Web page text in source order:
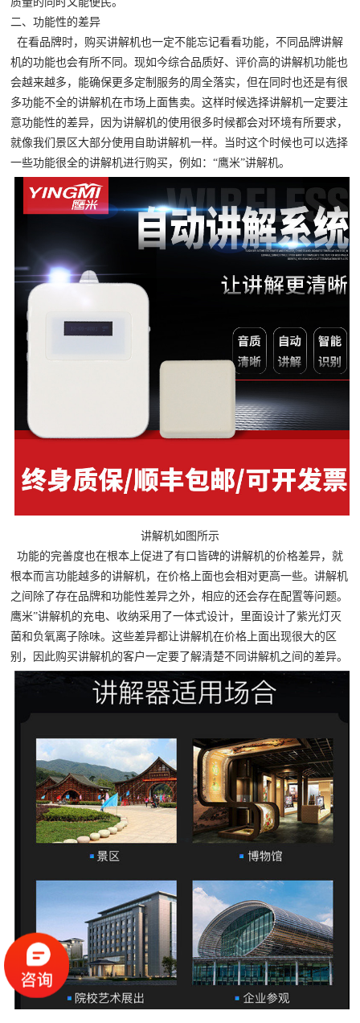
二、功能性的差异
在看品牌时，购买讲解机也一定不能忘记看看功能，不同品牌讲解
机的功能也会有所不同。现如今综合品质好、评价高的讲解机功能也
会越来越多，能确保更多定制服务的周全落实，但在同时也还是有很
多功能不全的讲解机在市场上面售卖。这样时候选择讲解机一定要注
意功能性的差异，因为讲解机的使用很多时候都会对环境有所要求，
就像我们景区大部分使用自助讲解机一样。当时这个时候也可以选择
一些功能很全的讲解机进行购买，例如：“鹰米”讲解机。
讲解机如图所示
功能的完善度也在根本上促进了有口皆碑的讲解机的价格差异，就
根本而言功能越多的讲解机，在价格上面也会相对更高一些。讲解机
之间除了存在品牌和功能性差异之外，相应的还会存在配置等问题。
鹰米”讲解机的充电、收纳采用了一体式设计，里面设计了紫光灯灭
菌和负氧离子除味。这些差异都让讲解机在价格上面出现很大的区
别，因此购买讲解机的客户一定要了解清楚不同讲解机之间的差异。